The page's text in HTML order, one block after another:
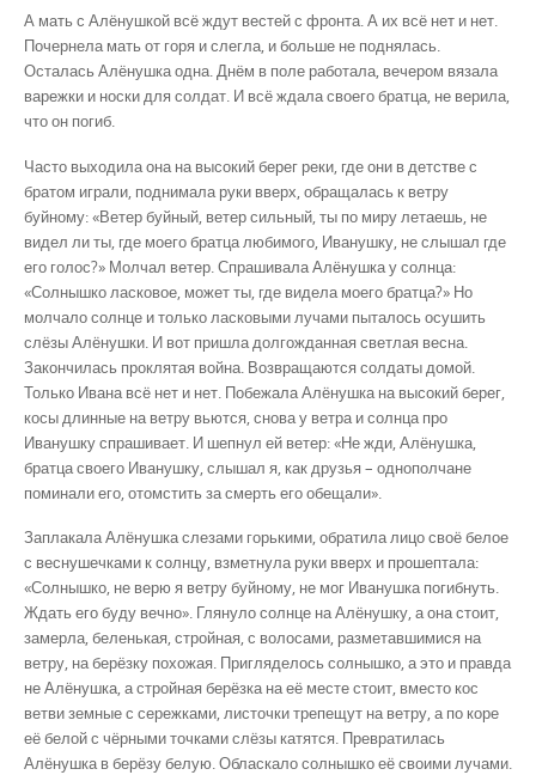
А мать с Алёнушкой всё ждут вестей с фронта. А их всё нет и нет.
Почернела мать от горя и слегла, и больше не поднялась.
Осталась Алёнушка одна. Днём в поле работала, вечером вязала
варежки и носки для солдат. И всё ждала своего братца, не верила,
что он погиб.
Часто выходила она на высокий берег реки, где они в детстве с
братом играли, поднимала руки вверх, обращалась к ветру
буйному: «Ветер буйный, ветер сильный, ты по миру летаешь, не
видел ли ты, где моего братца любимого, Иванушку, не слышал где
его голос?» Молчал ветер. Спрашивала Алёнушка у солнца:
«Солнышко ласковое, может ты, где видела моего братца?» Но
молчало солнце и только ласковыми лучами пыталось осушить
слёзы Алёнушки. И вот пришла долгожданная светлая весна.
Закончилась проклятая война. Возвращаются солдаты домой.
Только Ивана всё нет и нет. Побежала Алёнушка на высокий берег,
косы длинные на ветру вьются, снова у ветра и солнца про
Иванушку спрашивает. И шепнул ей ветер: «Не жди, Алёнушка,
братца своего Иванушку, слышал я, как друзья – однополчане
поминали его, отомстить за смерть его обещали».
Заплакала Алёнушка слезами горькими, обратила лицо своё белое
с веснушечками к солнцу, взметнула руки вверх и прошептала:
«Солнышко, не верю я ветру буйному, не мог Иванушка погибнуть.
Ждать его буду вечно». Глянуло солнце на Алёнушку, а она стоит,
замерла, беленькая, стройная, с волосами, разметавшимися на
ветру, на берёзку похожая. Пригляделось солнышко, а это и правда
не Алёнушка, а стройная берёзка на её месте стоит, вместо кос
ветви земные с сережками, листочки трепещут на ветру, а по коре
её белой с чёрными точками слёзы катятся. Превратилась
Алёнушка в берёзу белую. Обласкало солнышко её своими лучами.